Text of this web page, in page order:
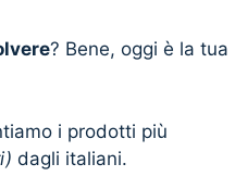
? Bene, oggi è la tua
i prodotti più
dagli italiani.